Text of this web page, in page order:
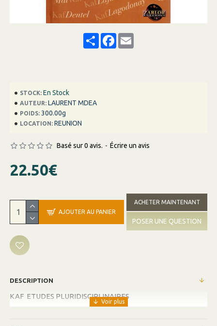
ShareFacebook
Email
STOCK: En Stock
AUTEUR: LAURENT MDEA
POIDS: 300.00g
LOCATION: REUNION
Basé sur 0 avis. - Écrire un avis
22.50€
AJOUTER AU PANIER
ACHETER MAINTENANT
POSER UNE QUESTION
DESCRIPTION
KAF ETUDES PLURIDISCIPLINAIRES